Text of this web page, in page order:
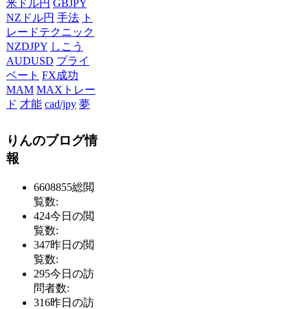
米ドル円 GBJPY
NZドル円 手法 ト
レードテクニック
NZDJPY しこう
AUDUSD プライ
ベート FX成功
MAM MAXトレー
ド 才能 cad/jpy 夢
りんのブログ情
報
6608855総閲
覧数:
424今日の閲
覧数:
347昨日の閲
覧数:
295今日の訪
問者数:
316昨日の訪